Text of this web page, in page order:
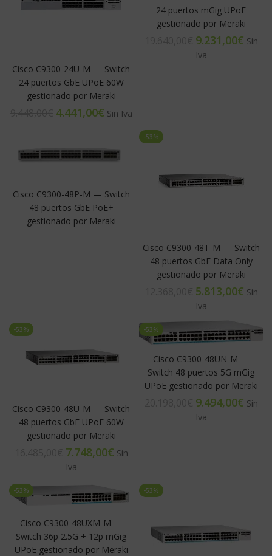
Cisco C9300-24U-M — Switch
24 puertos GbE UPoE 60W
gestionado por Meraki
4.441,00€
24 puertos mGig UPoE
gestionado por Meraki
9.231,00€
Cisco C9300-48P-M — Switch
48 puertos GbE PoE+
gestionado por Meraki
-53%
Cisco C9300-48T-M — Switch
48 puertos GbE Data Only
gestionado por Meraki
5.813,00€
-53%
Cisco C9300-48U-M — Switch
48 puertos GbE UPoE 60W
gestionado por Meraki
7.748,00€
-53%
Cisco C9300-48UN-M —
Switch 48 puertos 5G mGig
UPoE gestionado por Meraki
9.494,00€
-53%
Cisco C9300-48UXM-M —
Switch 36p 2.5G + 12p mGig
UPoE gestionado por Meraki
-53%